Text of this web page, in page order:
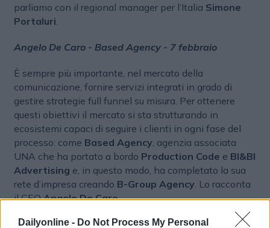
Dailyonline - Do Not Process My Personal
parliamo con il regional manager per l’Italia Simone
Portaluri
Angelo De Caro - Based Agency - 7 febbraio
È sempre più importante, nel mercato della
comunicazione, fornire servizi integrati in grado di
gestire strategie full funnel su misura. Per ottenere
questi obiettivi il mercato si sta strutturando in
ecosistemi capaci di seguire i clienti in ogni fase del
processo: come Based Agency, agenzia associata
UNA che ha portato a bordo Production Code e BI&BI
Advertising e, in questo modo, ha completato la sua
rete d’impresa creando B-Group Agency. Lo racconta
il CEOAngelo De Caro